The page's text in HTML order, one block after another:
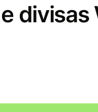
divisas